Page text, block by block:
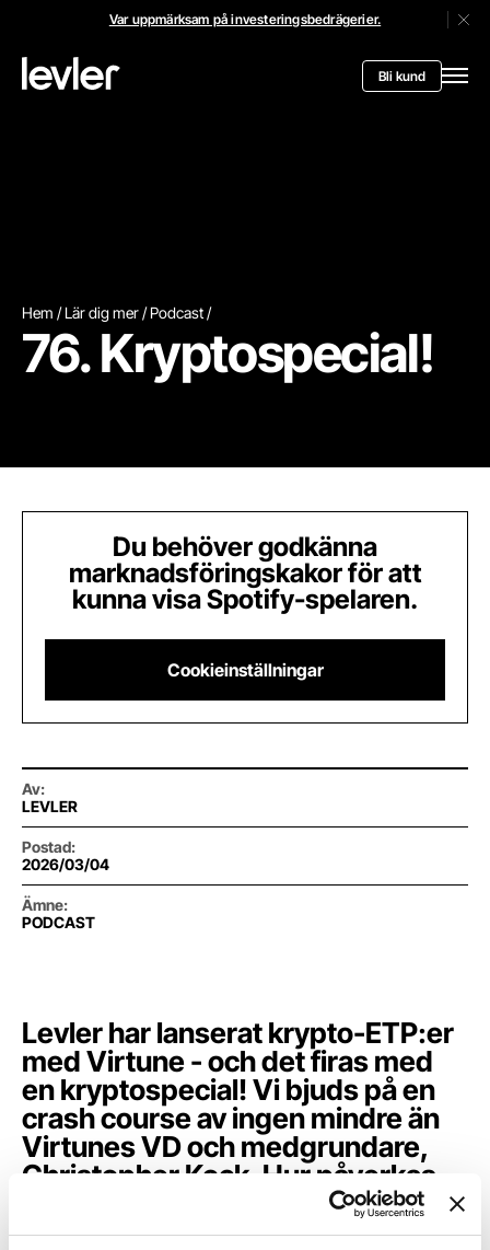
Var uppmärksam på investeringsbedrägerier.
Header.toStartPagee Bli kund
Hem Lär dig mer Podcast
76. Kryptospecial!
Du behöver godkänna
marknadsföringskakor för att
kunna visa Spotify-spelaren.
Cookieinställningar
Av:
LEVLER
Postad:
2026/03/04
Ämne:
PODCAST
Levler har lanserat krypto-ETP:er
med Virtune - och det firas med
en kryptospecial! Vi bjuds på en
crash course av ingen mindre än
Virtunes VD och medgrundare,
Christopher Kock. Hur påverkas
krypto av geopolitik? Vad är ett
fear and greed index och vad är